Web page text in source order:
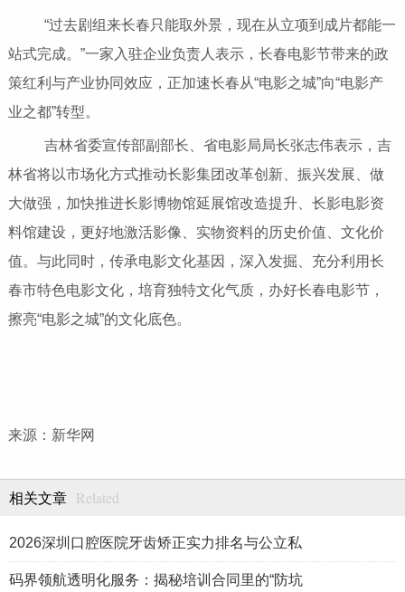
“过去剧组来长春只能取外景，现在从立项到成片都能一
站式完成。”一家入驻企业负责人表示，长春电影节带来的政
策红利与产业协同效应，正加速长春从“电影之城”向“电影产
业之都”转型。
吉林省委宣传部副部长、省电影局局长张志伟表示，吉
林省将以市场化方式推动长影集团改革创新、振兴发展、做
大做强，加快推进长影博物馆延展馆改造提升、长影电影资
料馆建设，更好地激活影像、实物资料的历史价值、文化价
值。与此同时，传承电影文化基因，深入发掘、充分利用长
春市特色电影文化，培育独特文化气质，办好长春电影节，
擦亮“电影之城”的文化底色。
来源：新华网
相关文章 Related
2026深圳口腔医院牙齿矫正实力排名与公立私
码界领航透明化服务：揭秘培训合同里的“防坑